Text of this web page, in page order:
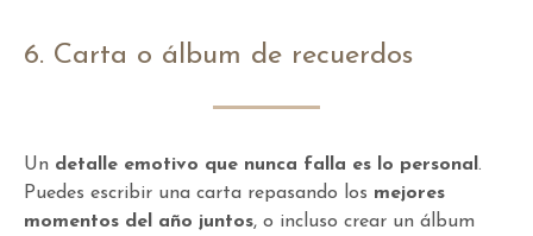
6. Carta o álbum de recuerdos
Un detalle emotivo que nunca falla es lo personal.
Puedes escribir una carta repasando los mejores
momentos del año juntos, o incluso crear un álbum